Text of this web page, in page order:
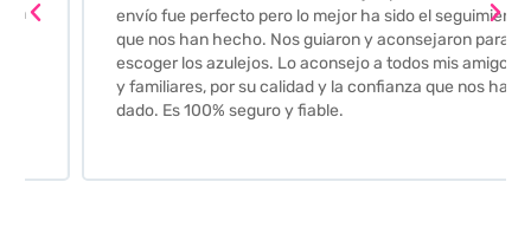
envío fue perfecto pero lo mejor ha sido el seguimiento
que nos han hecho. Nos guiaron y aconsejaron para
escoger los azulejos. Lo aconsejo a todos mis amigos
y familiares, por su calidad y la confianza que nos han
dado. Es 100% seguro y fiable.